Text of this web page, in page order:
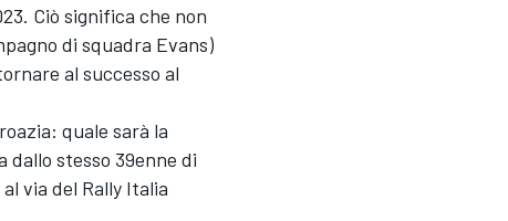
Ciò significa che non
di squadra Evans)
al successo al
quale sarà la
stesso 39enne di
via del Rally Italia